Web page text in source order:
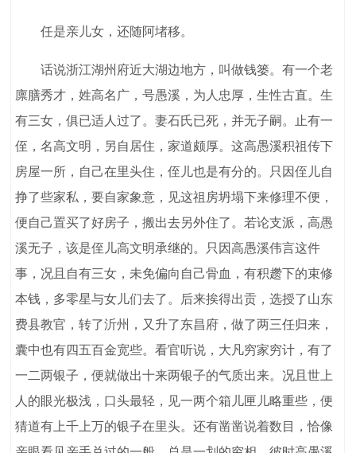
任是亲儿女，还随阿堵移。
话说浙江湖州府近大湖边地方，叫做钱篓。有一个老
廪膳秀才，姓高名广，号愚溪，为人忠厚，生性古直。生
有三女，俱已适人过了。妻石氏已死，并无子嗣。止有一
侄，名高文明，另自居住，家道颇厚。这高愚溪积祖传下
房屋一所，自己在里头住，侄儿也是有分的。只因侄儿自
挣了些家私，要自家象意，见这祖房坍塌下来修理不便，
便自己置买了好房子，搬出去另外住了。若论支派，高愚
溪无子，该是侄儿高文明承继的。只因高愚溪伟言这件
事，况且自有三女，未免偏向自己骨血，有积趱下的束修
本钱，多零星与女儿们去了。后来挨得出贡，选授了山东
费县教官，转了沂州，又升了东昌府，做了两三任归来，
囊中也有四五百金宽些。看官听说，大凡穷家穷计，有了
一二两银子，便就做出十来两银子的气质出来。况且世上
人的眼光极浅，口头最轻，见一两个箱儿匣儿略重些，便
猜道有上千上万的银子在里头。还有凿凿说着数目，恰像